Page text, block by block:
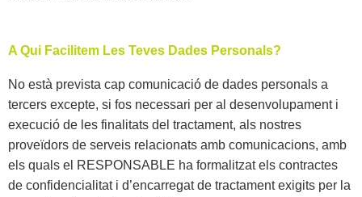
A Qui Facilitem Les Teves Dades Personals?
No està prevista cap comunicació de dades personals a
tercers excepte, si fos necessari per al desenvolupament i
execució de les finalitats del tractament, als nostres
proveïdors de serveis relacionats amb comunicacions, amb
els quals el RESPONSABLE ha formalitzat els contractes
de confidencialitat i d’encarregat de tractament exigits per la